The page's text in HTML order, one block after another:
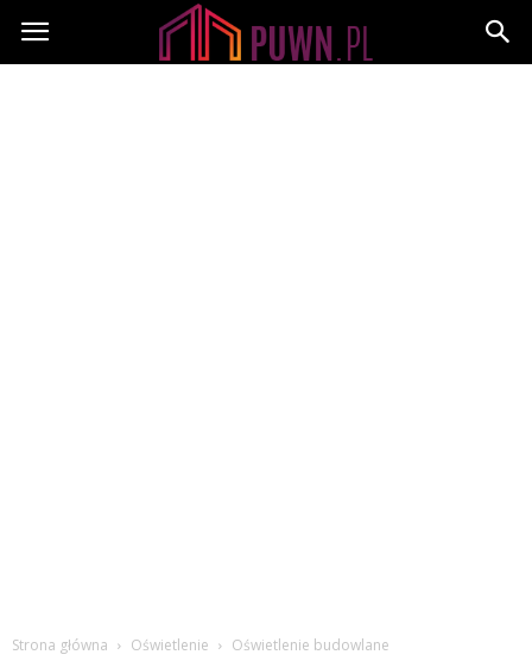
PUWN.pl
Strona główna Oświetlenie Oświetlenie budowlane